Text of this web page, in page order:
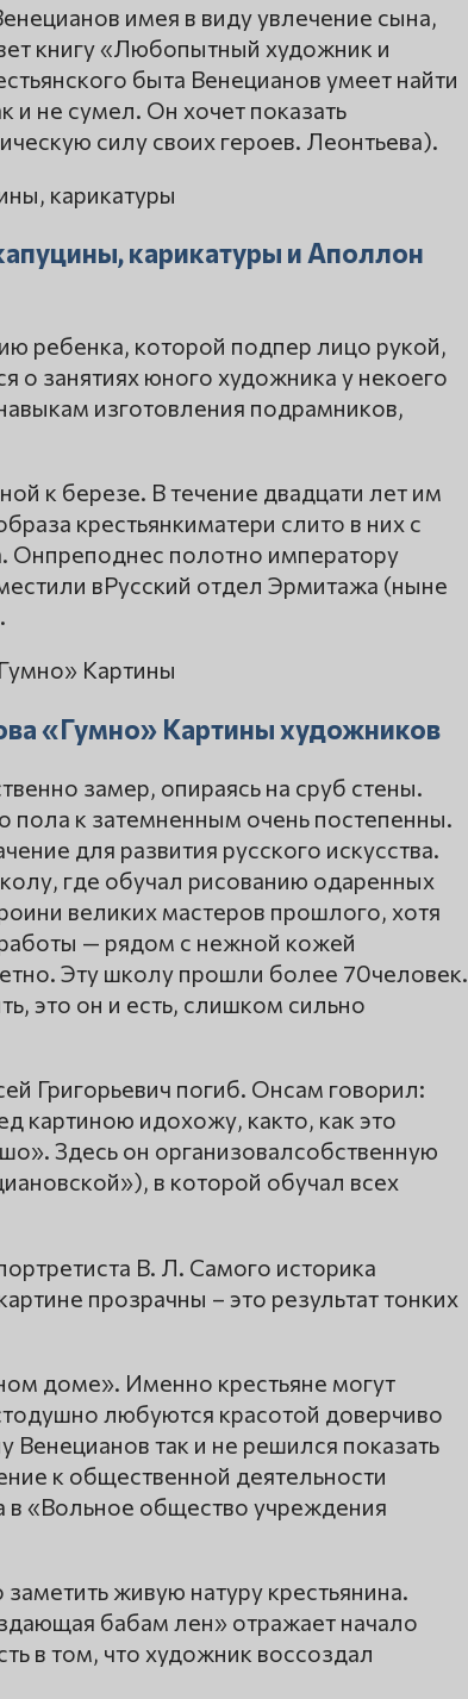
имея в виду увлечение сына,
книгу «Любопытный художник и
быта Венецианов умеет найти
и не сумел. Он хочет показать
силу своих героев. Леонтьева).
карикатуры и Аполлон
ребенка, которой подпер лицо рукой,
о занятиях юного художника у некоего
изготовления подрамников,
к березе. В течение двадцати лет им
крестьянкиматери слито в них с
Онпреподнес полотно императору
вРусский отдел Эрмитажа (ныне
«Гумно» Картины художников
замер, опираясь на сруб стены.
к затемненным очень постепенны.
для развития русского искусства.
где обучал рисованию одаренных
великих мастеров прошлого, хотя
— рядом с нежной кожей
Эту школу прошли более 70человек.
это он и есть, слишком сильно
Григорьевич погиб. Онсам говорил:
картиною идохожу, както, как это
Здесь он организовалсобственную
в которой обучал всех
В. Л. Самого историка
прозрачны – это результат тонких
доме». Именно крестьяне могут
любуются красотой доверчиво
Венецианов так и не решился показать
к общественной деятельности
в «Вольное общество учреждения
живую натуру крестьянина.
бабам лен» отражает начало
в том, что художник воссоздал